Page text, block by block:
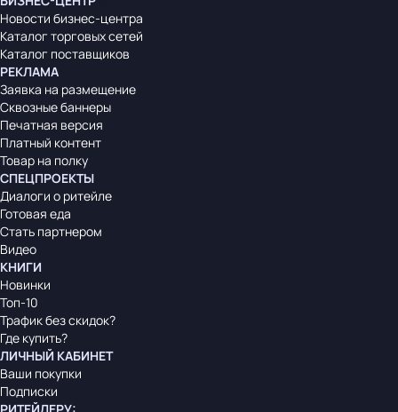
Новости бизнес-центра
Каталог торговых сетей
Каталог поставщиков
РЕКЛАМА
Заявка на размещение
Сквозные баннеры
Печатная версия
Платный контент
Товар на полку
СПЕЦПРОЕКТЫ
Диалоги о ритейле
Готовая еда
Стать партнером
Видео
КНИГИ
Новинки
Топ-10
Трафик без скидок?
Где купить?
ЛИЧНЫЙ КАБИНЕТ
Ваши покупки
Подписки